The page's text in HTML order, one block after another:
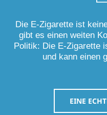
Die E-Zigarette ist
gibt es einen weiten
Politik: Die E-Zigarette
und kann einen
EINE